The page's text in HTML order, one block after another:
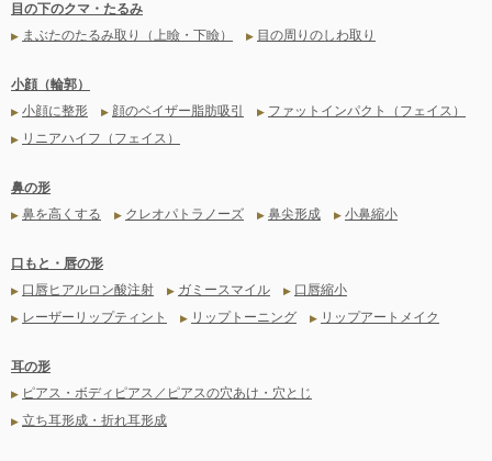
目の下のクマ・たるみ
▶ まぶたのたるみ取り（上瞼・下瞼） ▶ 目の周りのしわ取り
小顔（輪郭）
▶ 小顔に整形 ▶ 顔のベイザー脂肪吸引 ▶ ファットインパクト（フェイス）
▶ リニアハイフ（フェイス）
鼻の形
▶ 鼻を高くする ▶ クレオパトラノーズ ▶ 鼻尖形成 ▶ 小鼻縮小
口もと・唇の形
▶ 口唇ヒアルロン酸注射 ▶ ガミースマイル ▶ 口唇縮小
▶ レーザーリップティント ▶ リップトーニング ▶ リップアートメイク
耳の形
▶ ピアス・ボディピアス／ピアスの穴あけ・穴とじ
▶ 立ち耳形成・折れ耳形成